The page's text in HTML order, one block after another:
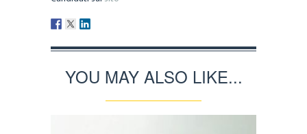
YOU MAY ALSO LIKE...